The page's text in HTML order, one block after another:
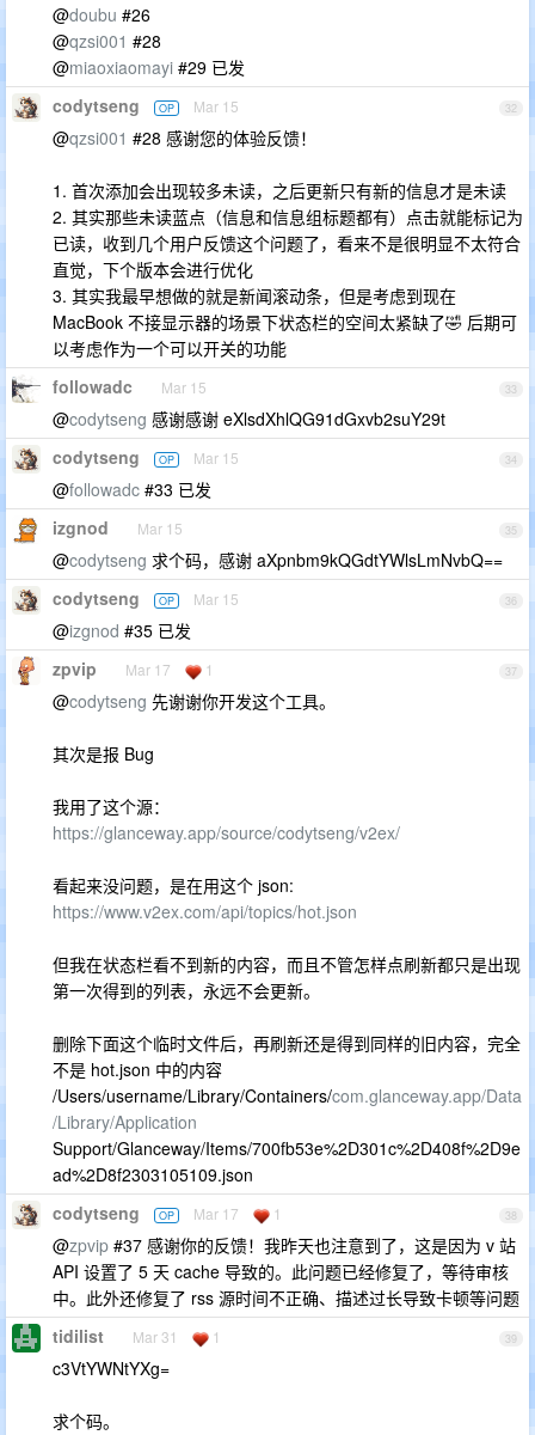
@doubu #26
@qzsi001 #28
@miaoxiaomayi #29 已发
32
codytseng OP Mar 15
@qzsi001 #28 感谢您的体验反馈！
1. 首次添加会出现较多未读，之后更新只有新的信息才是未读
2. 其实那些未读蓝点（信息和信息组标题都有）点击就能标记为
已读，收到几个用户反馈这个问题了，看来不是很明显不太符合
直觉，下个版本会进行优化
3. 其实我最早想做的就是新闻滚动条，但是考虑到现在
MacBook 不接显示器的场景下状态栏的空间太紧缺了🤣 后期可
以考虑作为一个可以开关的功能
33
followadc Mar 15
@codytseng 感谢感谢 eXlsdXhlQG91dGxvb2suY29t
34
codytseng OP Mar 15
@followadc #33 已发
35
izgnod Mar 15
@codytseng 求个码，感谢 aXpnbm9kQGdtYWlsLmNvbQ==
36
codytseng OP Mar 15
@izgnod #35 已发
37
zpvip Mar 17 1
@codytseng 先谢谢你开发这个工具。
其次是报 Bug
我用了这个源：
https://glanceway.app/source/codytseng/v2ex/
看起来没问题，是在用这个 json:
https://www.v2ex.com/api/topics/hot.json
但我在状态栏看不到新的内容，而且不管怎样点刷新都只是出现
第一次得到的列表，永远不会更新。
删除下面这个临时文件后，再刷新还是得到同样的旧内容，完全
不是 hot.json 中的内容
/Users/username/Library/Containers/com.glanceway.app/Data
/Library/Application
Support/Glanceway/Items/700fb53e%2D301c%2D408f%2D9e
ad%2D8f2303105109.json
38
codytseng OP Mar 17 1
@zpvip #37 感谢你的反馈！我昨天也注意到了，这是因为 v 站
API 设置了 5 天 cache 导致的。此问题已经修复了，等待审核
中。此外还修复了 rss 源时间不正确、描述过长导致卡顿等问题
39
tidilist Mar 31 1
c3VtYWNtYXg=
求个码。